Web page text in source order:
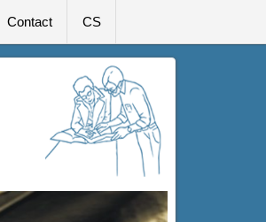
Contact CS